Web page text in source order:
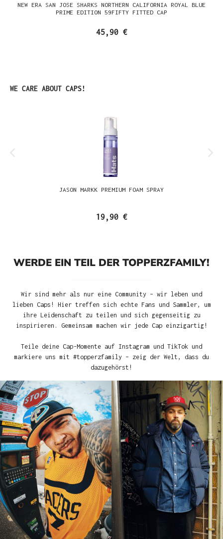
NEW ERA SAN JOSE SHARKS NORTHERN CALIFORNIA ROYAL BLUE
PRIME EDITION 59FIFTY FITTED CAP
45,90 €
Produktgalerie überspringen
WE CARE ABOUT CAPS!
JASON MARKK PREMIUM FOAM SPRAY
19,90 €
WERDE EIN TEIL DER TOPPERZFAMILY!
Wir sind mehr als nur eine Community – wir leben und
lieben Caps! Hier treffen sich echte Fans und Sammler, um
ihre Leidenschaft zu teilen und sich gegenseitig zu
inspirieren. Gemeinsam machen wir jede Cap einzigartig!
Teile deine Cap-Momente auf Instagram und TikTok und
markiere uns mit #topperzfamily – zeig der Welt, dass du
dazugehörst!